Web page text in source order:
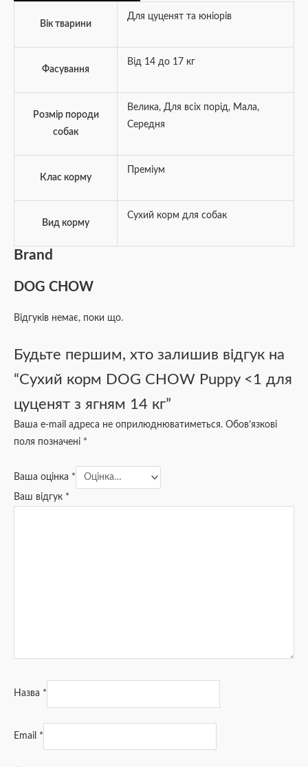
Вік тварини
Для цуценят та юніорів
Фасування
Від 14 до 17 кг
Розмір породи
собак
Велика, Для всіх порід, Мала,
Середня
Клас корму
Преміум
Вид корму
Сухий корм для собак
Brand
DOG CHOW
Відгуків немає, поки що.
Будьте першим, хто залишив відгук на
“Сухий корм DOG CHOW Puppy <1 для
цуценят з ягням 14 кг”
Ваша e-mail адреса не оприлюднюватиметься. Обов’язкові
поля позначені *
Ваша оцінка *
Ваш відгук *
Назва *
Email *